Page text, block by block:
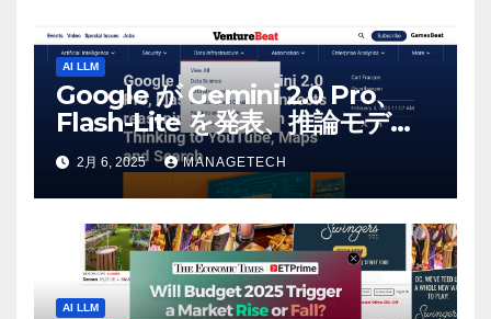
AI LLM
Google が Gemini 2.0 Pro、
Flash-Lite を発表、推論モデル
Flash Thinking を YouTube、
マップ、検索に接続 |
VentureBeat
2月 6, 2025 MANAGETECH
AI LLM